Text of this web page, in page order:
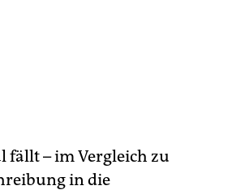
fällt – im Vergleich zu
in die